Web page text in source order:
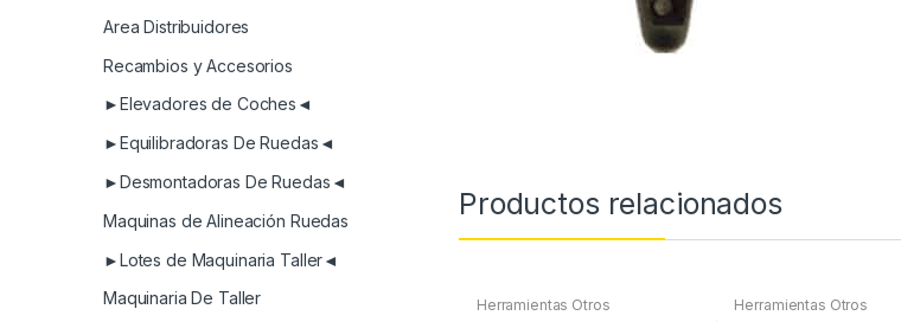
Productos relacionados
Herramientas Otros Herramientas Otros
Area Distribuidores
Recambios y Accesorios
►Elevadores de Coches◄
►Equilibradoras De Ruedas◄
►Desmontadoras De Ruedas◄
Maquinas de Alineación Ruedas
►Lotes de Maquinaria Taller◄
Maquinaria De Taller